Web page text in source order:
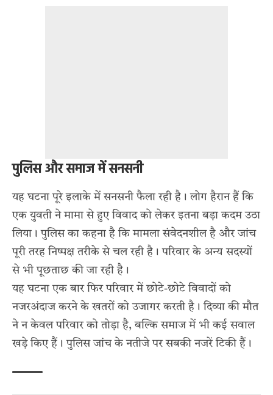
पुलिस और समाज में सनसनी
यह घटना पूरे इलाके में सनसनी फैला रही है। लोग हैरान हैं कि
एक युवती ने मामा से हुए विवाद को लेकर इतना बड़ा कदम उठा
लिया। पुलिस का कहना है कि मामला संवेदनशील है और जांच
पूरी तरह निष्पक्ष तरीके से चल रही है। परिवार के अन्य सदस्यों
से भी पूछताछ की जा रही है।
यह घटना एक बार फिर परिवार में छोटे-छोटे विवादों को
नजरअंदाज करने के खतरों को उजागर करती है। दिव्या की मौत
ने न केवल परिवार को तोड़ा है, बल्कि समाज में भी कई सवाल
खड़े किए हैं। पुलिस जांच के नतीजे पर सबकी नजरें टिकी हैं।